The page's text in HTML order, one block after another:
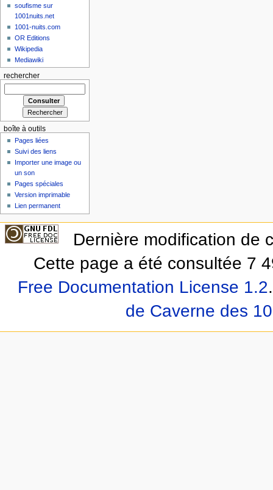
soufisme sur
1001nuits.net
1001-nuits.com
OR Editions
Wikipedia
Mediawiki
rechercher
boîte à outils
Pages liées
Suivi des liens
Importer une image ou
un son
Pages spéciales
Version imprimable
Lien permanent
Dernière modification de
Cette page a été consultée 7
Free Documentation License 1.2.
de Caverne des